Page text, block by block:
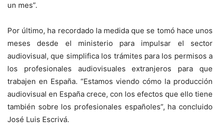
un mes”.
Por último, ha recordado la medida que se tomó hace unos
meses desde el ministerio para impulsar el sector
audiovisual, que simplifica los trámites para los permisos a
los profesionales audiovisuales extranjeros para que
trabajen en España. “Estamos viendo cómo la producción
audiovisual en España crece, con los efectos que ello tiene
también sobre los profesionales españoles”, ha concluido
José Luis Escrivá.